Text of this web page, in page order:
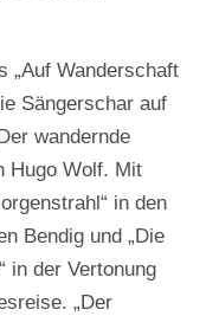
„Auf Wanderschaft
Sängerschar auf
wandernde
Hugo Wolf. Mit
in den
Bendig und „Die
in der Vertonung
„Der